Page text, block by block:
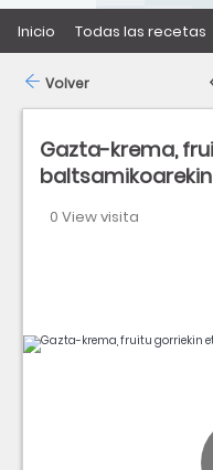
Inicio Todas las recetas
Gazta-krema,
baltsamikoarekin
0 View visita
Volver